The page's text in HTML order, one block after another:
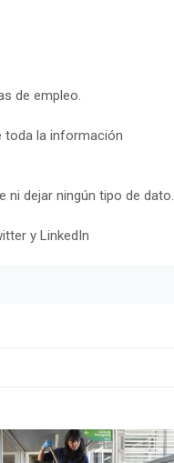
de empleo.
toda la información
ni dejar ningún tipo de dato.
y LinkedIn